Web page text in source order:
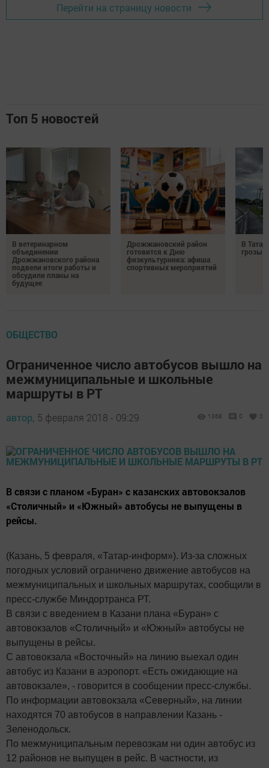
Перейти на страницу новости
Топ 5 новостей
В ветеринарном
объединении
Дрожжановского района
подвели итоги работы и
обсудили планы на
будущее
Дрожжановский район
готовится к Дню
физкультурника: афиша
спортивных мероприятий
В
грозы
ОБЩЕСТВО
Ограниченное число автобусов вышло на
межмуниципальные и школьные
маршруты в РТ
автор, 5 февраля 2018 - 09:29 1368 0 0
В связи с планом «Буран» с казанских автовокзалов
«Столичный» и «Южный» автобусы не выпущены в
рейсы.
(Казань, 5 февраля, «Татар-информ»). Из-за сложных
погодных условий ограничено движение автобусов на
межмуниципальных и школьных маршрутах, сообщили в
пресс-службе Миндортранса РТ.
В связи с введением в Казани плана «Буран» с
автовокзалов «Столичный» и «Южный» автобусы не
выпущены в рейсы.
С автовокзала «Восточный» на линию выехал один
автобус из Казани в аэропорт. «Есть ожидающие на
автовокзале», - говорится в сообщении пресс-службы.
По информации автовокзала «Северный», на линии
находятся 70 автобусов в направлении Казань -
Зеленодольск.
По межмуниципальным перевозкам ни один автобус из
12 районов не выпущен в рейс. В частности, из